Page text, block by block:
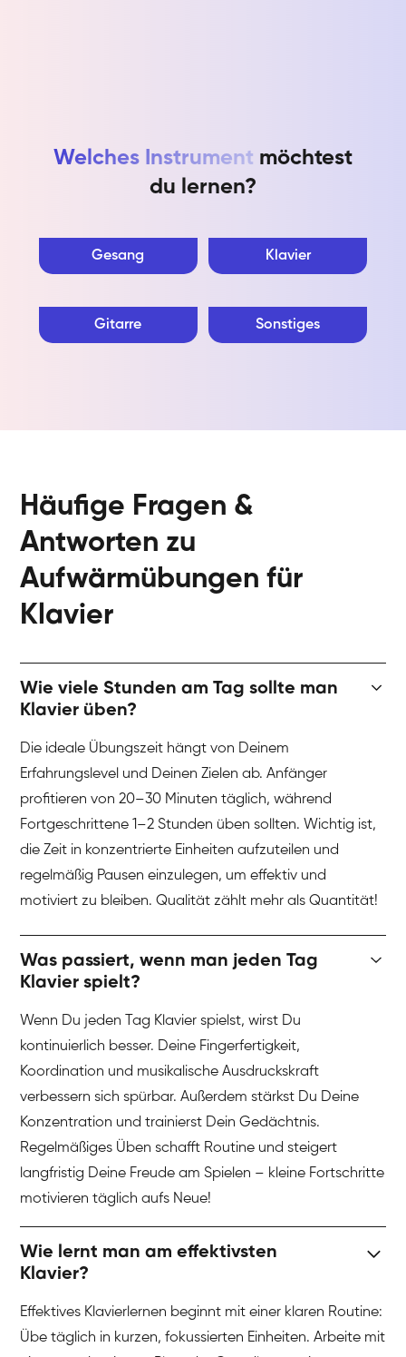
Welches Instrument möchtest
du lernen?
Gesang Klavier
Gitarre Sonstiges
Häufige Fragen &
Antworten zu
Aufwärmübungen für
Klavier
Wie viele Stunden am Tag sollte man
Klavier üben?
Die ideale Übungszeit hängt von Deinem
Erfahrungslevel und Deinen Zielen ab. Anfänger
profitieren von 20–30 Minuten täglich, während
Fortgeschrittene 1–2 Stunden üben sollten. Wichtig ist,
die Zeit in konzentrierte Einheiten aufzuteilen und
regelmäßig Pausen einzulegen, um effektiv und
motiviert zu bleiben. Qualität zählt mehr als Quantität!
Was passiert, wenn man jeden Tag
Klavier spielt?
Wenn Du jeden Tag Klavier spielst, wirst Du
kontinuierlich besser. Deine Fingerfertigkeit,
Koordination und musikalische Ausdruckskraft
verbessern sich spürbar. Außerdem stärkst Du Deine
Konzentration und trainierst Dein Gedächtnis.
Regelmäßiges Üben schafft Routine und steigert
langfristig Deine Freude am Spielen – kleine Fortschritte
motivieren täglich aufs Neue!
Wie lernt man am effektivsten
Klavier?
Effektives Klavierlernen beginnt mit einer klaren Routine:
Übe täglich in kurzen, fokussierten Einheiten. Arbeite mit